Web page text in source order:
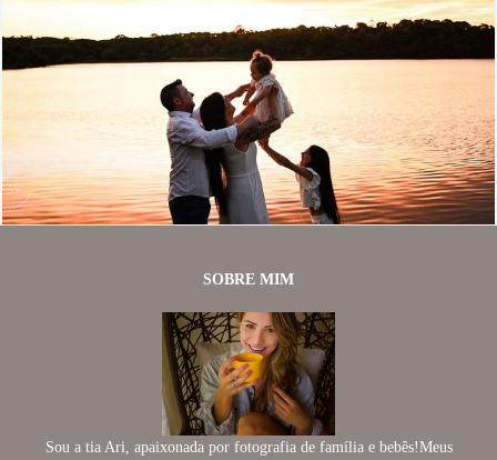
608 67
SOBRE MIM
Sou a tia Ari, apaixonada por fotografia de família e bebês!Meus